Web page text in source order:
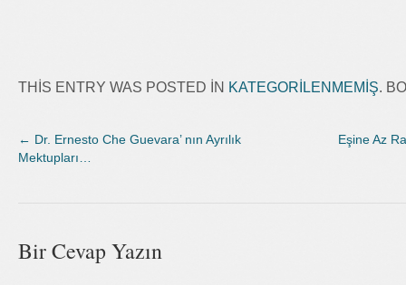
THIS ENTRY WAS POSTED IN KATEGORILENMEMIŞ.
← Dr. Ernesto Che Guevara’ nın Ayrılık
Mektupları…
Eşine Az
Bir Cevap Yazın